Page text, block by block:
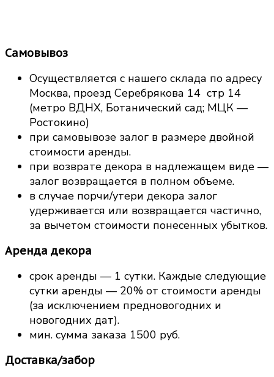
Самовывоз
Осуществляется с нашего склада по адресу
Москва, проезд Серебрякова 14 стр 14
(метро ВДНХ, Ботанический сад; МЦК —
Ростокино)
при самовывозе залог в размере двойной
стоимости аренды.
при возврате декора в надлежащем виде —
залог возвращается в полном объеме.
в случае порчи/утери декора залог
удерживается или возвращается частично,
за вычетом стоимости понесенных убытков.
Аренда декора
срок аренды — 1 сутки. Каждые следующие
сутки аренды — 20% от стоимости аренды
(за исключением предновогодних и
новогодних дат).
мин. сумма заказа 1500 руб.
Доставка/забор